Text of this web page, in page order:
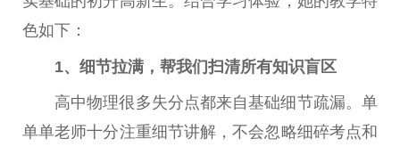
色如下：
1、细节拉满，帮我们扫清所有知识盲区
高中物理很多失分点都来自基础细节疏漏。单
单单老师十分注重细节讲解，不会忽略细碎考点和